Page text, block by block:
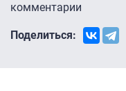
комментарии
Поделиться: